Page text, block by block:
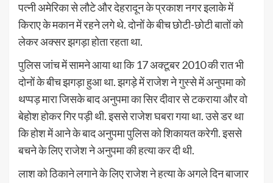
पत्नी अमेरिका से लौटे और देहरादून के प्रकाश नगर इलाके में
किराए के मकान में रहने लगे थे. दोनों के बीच छोटी-छोटी बातों को
लेकर अक्सर झगड़ा होता रहता था.
पुलिस जांच में सामने आया था कि 17 अक्टूबर 2010 की रात भी
दोनों के बीच झगड़ा हुआ था. झगड़े में राजेश ने गुस्से में अनुपमा को
थप्पड़ मारा जिसके बाद अनुपमा का सिर दीवार से टकराया और वो
बेहोश होकर गिर पड़ी थी. इससे राजेश घबरा गया था. उसे डर था
कि होश में आने के बाद अनुपमा पुलिस को शिकायत करेगी. इससे
बचने के लिए राजेश ने अनुपमा की हत्या कर दी थी.
लाश को ठिकाने लगाने के लिए राजेश ने हत्या के अगले दिन बाजार